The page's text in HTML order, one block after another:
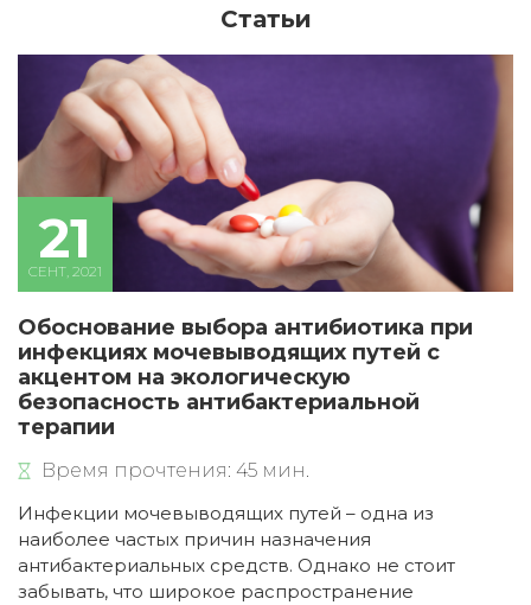
Статьи
21
СЕНТ, 2021
Обоснование выбора антибиотика при
инфекциях мочевыводящих путей с
акцентом на экологическую
безопасность антибактериальной
терапии
Время прочтения: 45 мин.
Инфекции мочевыводящих путей – одна из
наиболее частых причин назначения
антибактериальных средств. Однако не стоит
забывать, что широкое распространение